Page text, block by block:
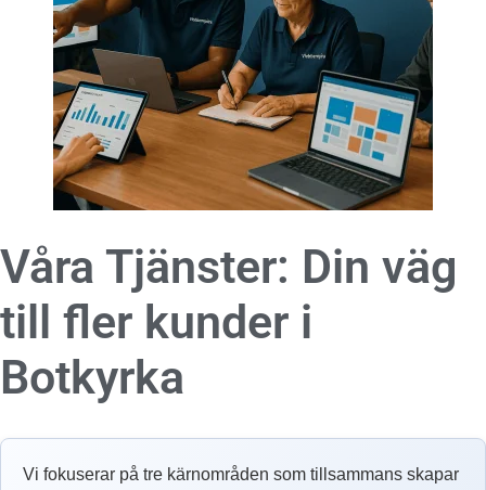
Våra Tjänster: Din väg
till fler kunder i
Botkyrka
Vi fokuserar på tre kärnområden som tillsammans skapar